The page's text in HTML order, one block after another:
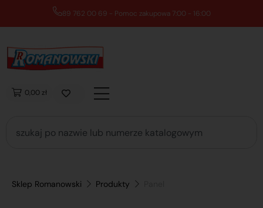
89 762 00 69 - Pomoc zakupowa 7:00 - 16:00
0,00 zł
Sklep Romanowski Produkty